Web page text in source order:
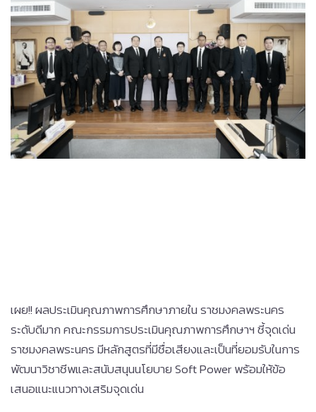
เผย!! ผลประเมินคุณภาพการศึกษาภายใน ราชมงคลพระนคร
ระดับดีมาก คณะกรรมการประเมินคุณภาพการศึกษาฯ ชี้จุดเด่น
ราชมงคลพระนคร มีหลักสูตรที่มีชื่อเสียงและเป็นที่ยอมรับในการ
พัฒนาวิชาชีพและสนับสนุนนโยบาย Soft Power พร้อมให้ข้อ
เสนอแนะแนวทางเสริมจุดเด่น